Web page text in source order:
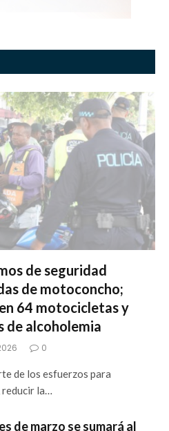
de seguridad
de motoconcho;
64 motocicletas y
de alcoholemia
0
de los esfuerzos para
la…
de marzo se sumará al